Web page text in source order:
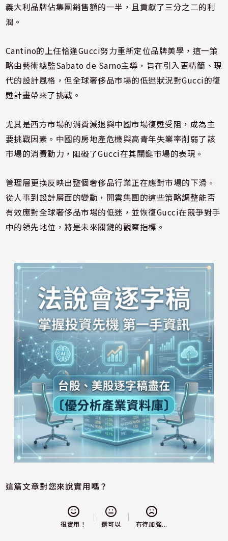
義大利品牌佔集團銷售額的一半，且貢獻了三分之二的利
潤。
Cantino的上任恰逢Gucci努力重新定位品牌美學，這一策
略由藝術總監Sabato de Sarno主導，旨在引入更精簡、現
代的設計風格，但全球奢侈品市場的低迷狀況對Gucci的復
甦計畫帶來了挑戰。
尤其是西方市場的消費減退與中國市場復甦受阻，成為主
要挑戰因素。中國的房地產危機與高青年失業率削弱了該
市場的消費動力，阻礙了Gucci在其關鍵市場的表現。
管理層更換反映出整個奢侈品行業正在應對市場的下滑。
從人事到設計層面的變動，開雲集團的這些策略調整能否
有效應對全球奢侈品市場的低迷，並恢復Gucci在競爭對手
中的領先地位，將是未來關鍵的觀察指標。
這篇文章對您來說實用嗎？
很實用！ 還可以 有待加強...